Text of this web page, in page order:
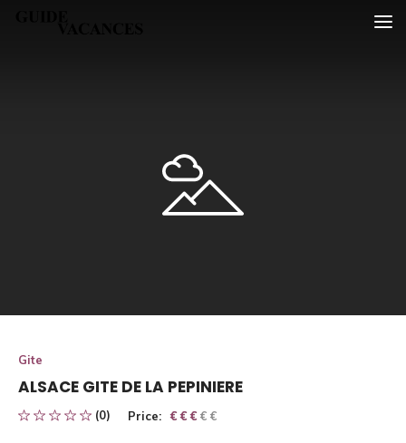
Gite
ALSACE GITE DE LA PEPINIERE
(0) Price: € € € € €
€ € €